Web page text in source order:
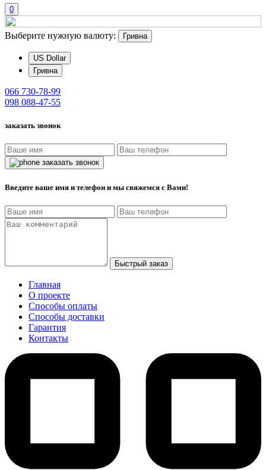
0
Выберите нужную валюту: Гривна
US Dollar
Гривна
066 730-78-99
098 088-47-55
заказать звонок
заказать звонок
Введите ваше имя и телефон и мы свяжемся с Вами!
Быстрый заказ
Главная
О проекте
Способы оплаты
Способы доставки
Гарантия
Контакты